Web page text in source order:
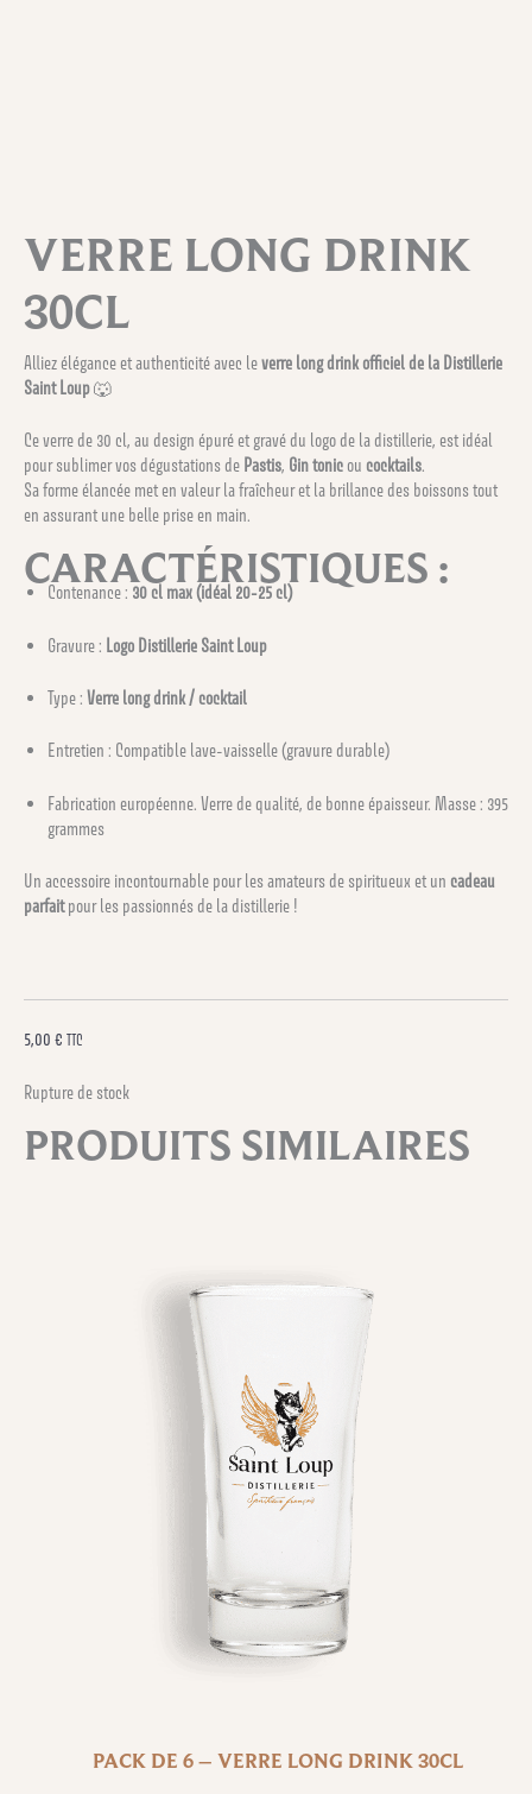
VERRE LONG DRINK
30CL
Alliez élégance et authenticité avec leverre long drink officiel de la Distillerie
Saint Loup🐺
Ce verre de 30 cl, au design épuré et gravé du logo de la distillerie, est idéal
pour sublimer vos dégustations de Pastis, Gin tonic ou cocktails.
Sa forme élancée met en valeur la fraîcheur et la brillance des boissons tout
en assurant une belle prise en main.
CARACTÉRISTIQUES :
Contenance : 30 cl max (idéal 20-25 cl)
Gravure : Logo Distillerie Saint Loup
Type : Verre long drink / cocktail
Entretien : Compatible lave-vaisselle (gravure durable)
Fabrication européenne. Verre de qualité, de bonne épaisseur. Masse : 395
grammes
Un accessoire incontournable pour les amateurs de spiritueux et un cadeau
parfaitpour les passionnés de la distillerie !
5,00 € TTC
Rupture de stock
PRODUITS SIMILAIRES
PACK DE 6 – VERRE LONG DRINK 30CL
30,00€28,00€